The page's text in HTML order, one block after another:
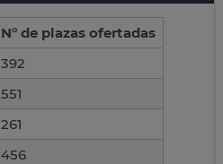
Nº de plazas ofertadas
392
551
261
456